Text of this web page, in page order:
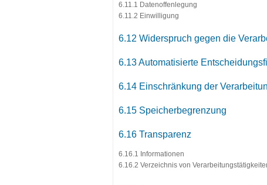
6.11.1 Datenoffenlegung
6.11.2 Einwilligung
6.12 Widerspruch gegen die
6.13 Automatisierte
6.14 Einschränkung der
6.15 Speicherbegrenzung
6.16 Transparenz
6.16.1 Informationen
6.16.2 Verzeichnis von